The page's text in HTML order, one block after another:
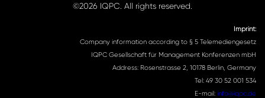
©2026 IQPC. All rights reserved.
Imprint:
Company information according to § 5 Telemediengesetz
IQPC Gesellschaft für Management Konferenzen mbH
Address: Rosenstrasse 2, 10178 Berlin, Germany
Tel: 49 30 52 001 534
E-mail: info@iqpc.de